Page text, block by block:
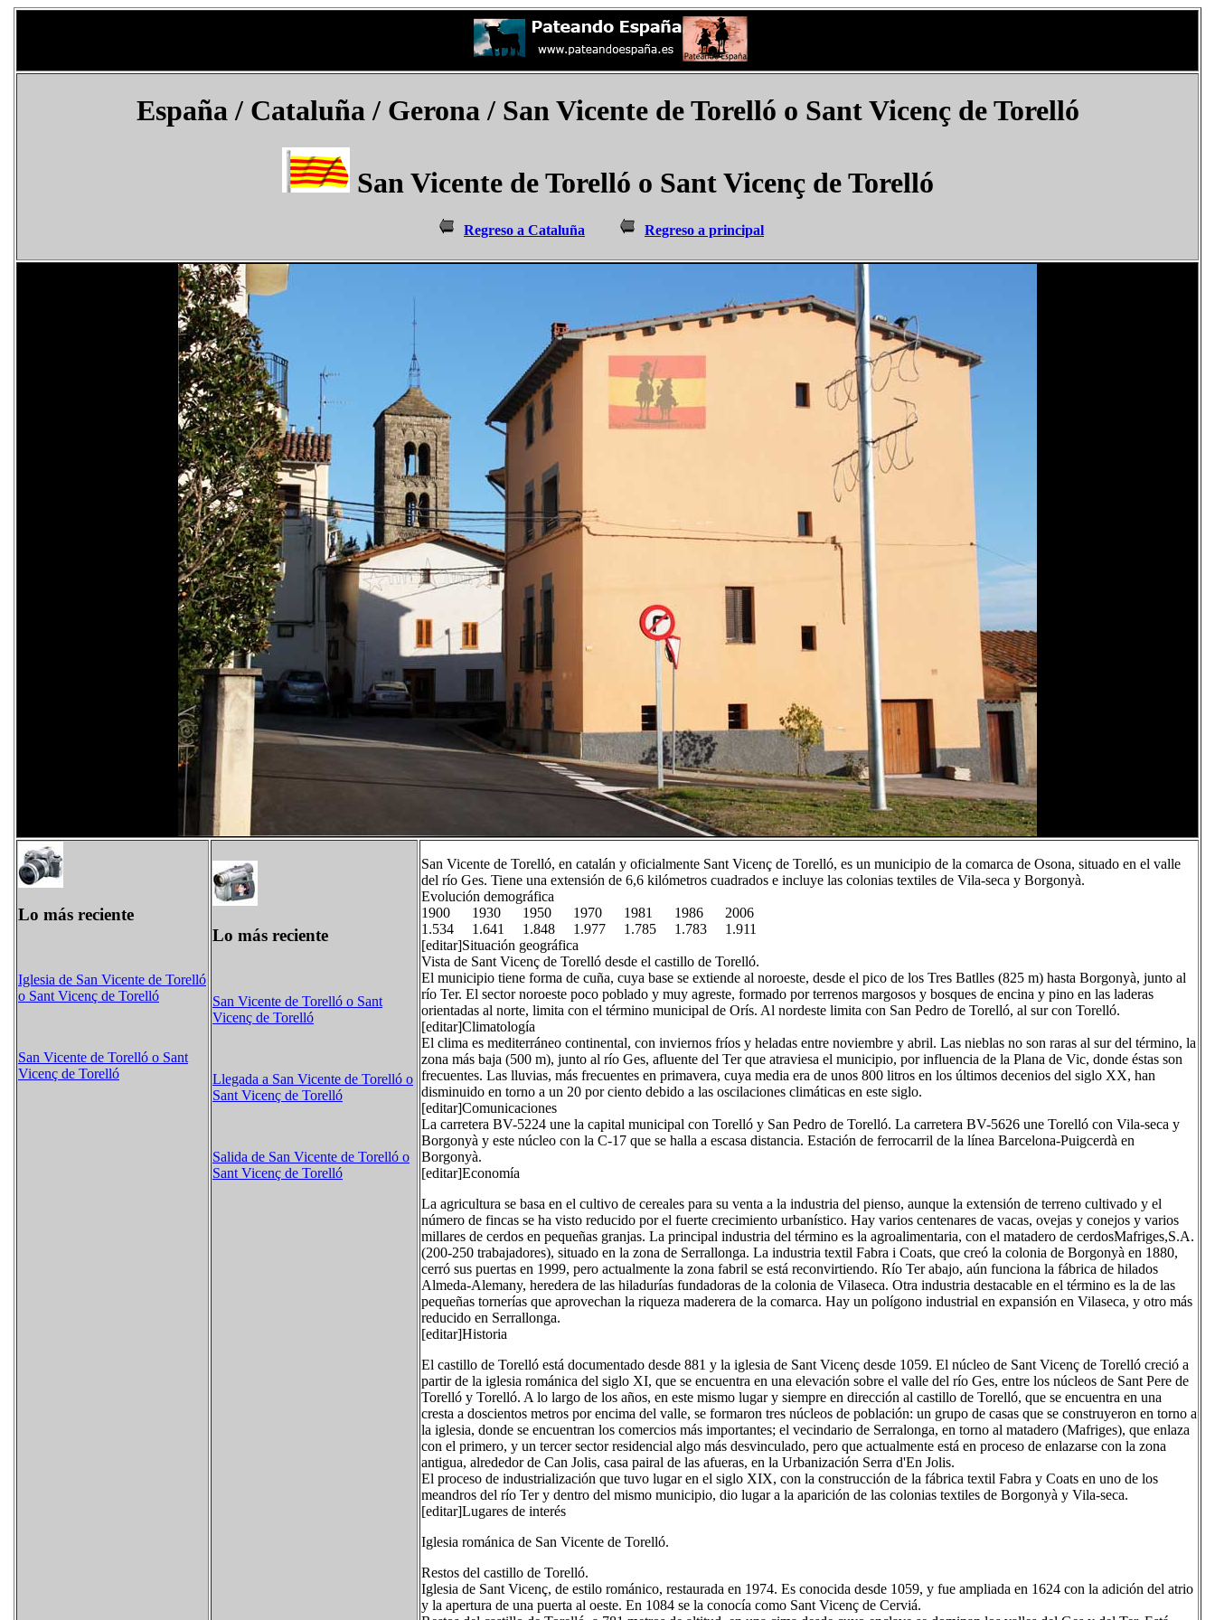
España / Cataluña / Gerona / San Vicente de Torelló o Sant Vicenç de Torelló
San Vicente de Torelló o Sant Vicenç de Torelló
Regreso a Cataluña Regreso a principal
Lo más reciente
Iglesia de San Vicente de Torelló
o Sant Vicenç de Torelló
San Vicente de Torelló o Sant
Vicenç de Torelló
Lo más reciente
San Vicente de Torelló o Sant
Vicenç de Torelló
Llegada a San Vicente de Torelló o
Sant Vicenç de Torelló
Salida de San Vicente de Torelló o
Sant Vicenç de Torelló
San Vicente de Torelló, en catalán y oficialmente Sant Vicenç de Torelló, es un municipio de la comarca de Osona, situado en el valle
del río Ges. Tiene una extensión de 6,6 kilómetros cuadrados e incluye las colonias textiles de Vila-seca y Borgonyà.
Evolución demográfica
1900 1930 1950 1970 1981 1986 2006
1.534 1.641 1.848 1.977 1.785 1.783 1.911
[editar]Situación geográfica
Vista de Sant Vicenç de Torelló desde el castillo de Torelló.
El municipio tiene forma de cuña, cuya base se extiende al noroeste, desde el pico de los Tres Batlles (825 m) hasta Borgonyà, junto al
río Ter. El sector noroeste poco poblado y muy agreste, formado por terrenos margosos y bosques de encina y pino en las laderas
orientadas al norte, limita con el término municipal de Orís. Al nordeste limita con San Pedro de Torelló, al sur con Torelló.
[editar]Climatología
El clima es mediterráneo continental, con inviernos fríos y heladas entre noviembre y abril. Las nieblas no son raras al sur del término, la
zona más baja (500 m), junto al río Ges, afluente del Ter que atraviesa el municipio, por influencia de la Plana de Vic, donde éstas son
frecuentes. Las lluvias, más frecuentes en primavera, cuya media era de unos 800 litros en los últimos decenios del siglo XX, han
disminuido en torno a un 20 por ciento debido a las oscilaciones climáticas en este siglo.
[editar]Comunicaciones
La carretera BV-5224 une la capital municipal con Torelló y San Pedro de Torelló. La carretera BV-5626 une Torelló con Vila-seca y
Borgonyà y este núcleo con la C-17 que se halla a escasa distancia. Estación de ferrocarril de la línea Barcelona-Puigcerdà en
Borgonyà.
[editar]Economía
La agricultura se basa en el cultivo de cereales para su venta a la industria del pienso, aunque la extensión de terreno cultivado y el
número de fincas se ha visto reducido por el fuerte crecimiento urbanístico. Hay varios centenares de vacas, ovejas y conejos y varios
millares de cerdos en pequeñas granjas. La principal industria del término es la agroalimentaria, con el matadero de cerdosMafriges,S.A.
(200-250 trabajadores), situado en la zona de Serrallonga. La industria textil Fabra i Coats, que creó la colonia de Borgonyà en 1880,
cerró sus puertas en 1999, pero actualmente la zona fabril se está reconvirtiendo. Río Ter abajo, aún funciona la fábrica de hilados
Almeda-Alemany, heredera de las hiladurías fundadoras de la colonia de Vilaseca. Otra industria destacable en el término es la de las
pequeñas tornerías que aprovechan la riqueza maderera de la comarca. Hay un polígono industrial en expansión en Vilaseca, y otro más
reducido en Serrallonga.
[editar]Historia
El castillo de Torelló está documentado desde 881 y la iglesia de Sant Vicenç desde 1059. El núcleo de Sant Vicenç de Torelló creció a
partir de la iglesia románica del siglo XI, que se encuentra en una elevación sobre el valle del río Ges, entre los núcleos de Sant Pere de
Torelló y Torelló. A lo largo de los años, en este mismo lugar y siempre en dirección al castillo de Torelló, que se encuentra en una
cresta a doscientos metros por encima del valle, se formaron tres núcleos de población: un grupo de casas que se construyeron en torno a
la iglesia, donde se encuentran los comercios más importantes; el vecindario de Serralonga, en torno al matadero (Mafriges), que enlaza
con el primero, y un tercer sector residencial algo más desvinculado, pero que actualmente está en proceso de enlazarse con la zona
antigua, alrededor de Can Jolis, casa pairal de las afueras, en la Urbanización Serra d'En Jolis.
El proceso de industrialización que tuvo lugar en el siglo XIX, con la construcción de la fábrica textil Fabra y Coats en uno de los
meandros del río Ter y dentro del mismo municipio, dio lugar a la aparición de las colonias textiles de Borgonyà y Vila-seca.
[editar]Lugares de interés
Iglesia románica de San Vicente de Torelló.
Restos del castillo de Torelló.
Iglesia de Sant Vicenç, de estilo románico, restaurada en 1974. Es conocida desde 1059, y fue ampliada en 1624 con la adición del atrio
y la apertura de una puerta al oeste. En 1084 se la conocía como Sant Vicenç de Cerviá.